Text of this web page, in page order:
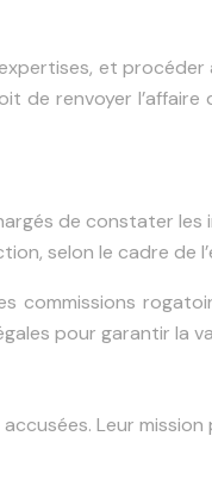
et
de renvoyer
de constater les
selon le cadre de
commissions
pour garantir la
Leur